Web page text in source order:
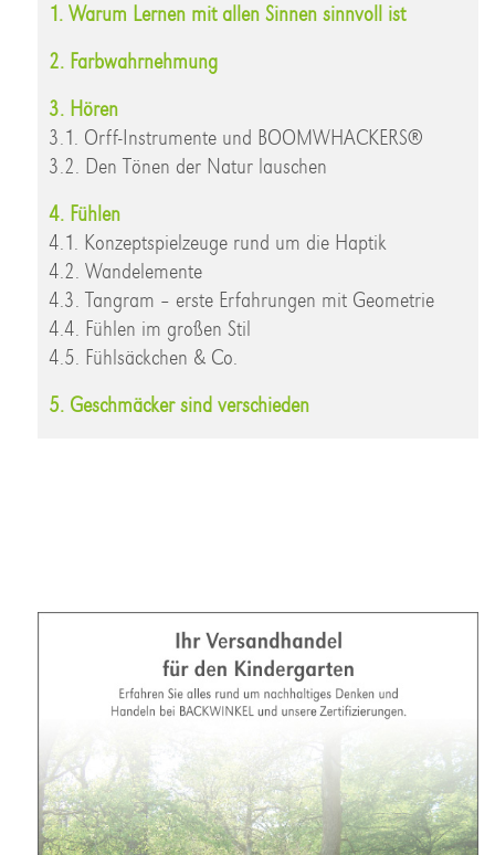
1. Warum Lernen mit allen Sinnen sinnvoll ist
2. Farbwahrnehmung
3. Hören
3.1. Orff-Instrumente und BOOMWHACKERS®
3.2. Den Tönen der Natur lauschen
4. Fühlen
4.1. Konzeptspielzeuge rund um die Haptik
4.2. Wandelemente
4.3. Tangram – erste Erfahrungen mit Geometrie
4.4. Fühlen im großen Stil
4.5. Fühlsäckchen & Co.
5. Geschmäcker sind verschieden